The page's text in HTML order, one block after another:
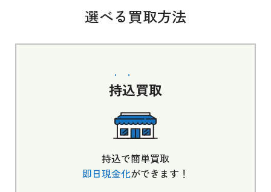
選べる買取方法
持込買取
持込で簡単買取
即日現金化ができます！